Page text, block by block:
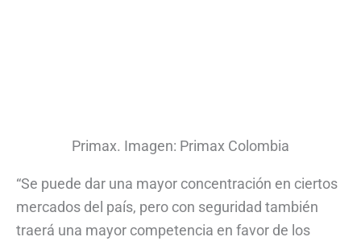
Primax. Imagen: Primax Colombia
“Se puede dar una mayor concentración en ciertos
mercados del país, pero con seguridad también
traerá una mayor competencia en favor de los